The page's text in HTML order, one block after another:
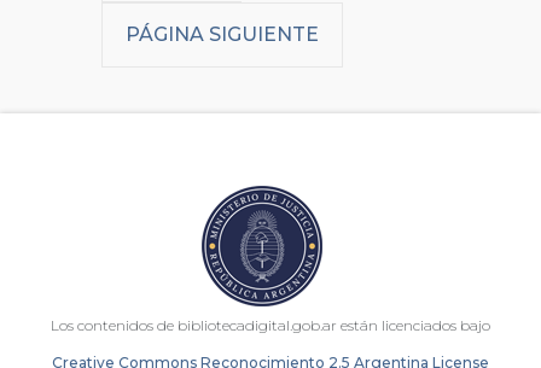
PÁGINA SIGUIENTE
Los contenidos de bibliotecadigital.gob.ar están licenciados bajo
Creative Commons Reconocimiento 2.5 Argentina License